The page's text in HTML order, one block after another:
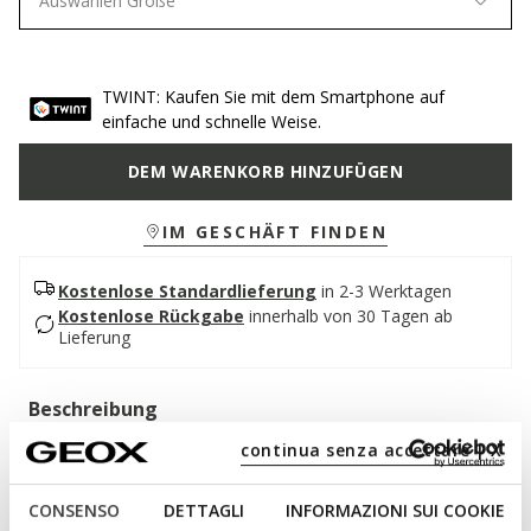
CONSENSO DETTAGLI INFORMAZIONI SUI COOKIE
continua senza accettare | X
TWINT: Kaufen Sie mit dem Smartphone auf
einfache und schnelle Weise.
DEM WARENKORB HINZUFÜGEN
IM GESCHÄFT FINDEN
Kostenlose Standardlieferung in 2-3 Werktagen
Kostenlose Rückgabe innerhalb von 30 Tagen ab
Lieferung
Beschreibung
Bequemer und atmungsaktiver Mid-Cut-Damensneaker mit
praktischem Seitenreißverschluss. Das schlichte Modell aus
Material in geprägter Lederoptik und Veloursleder präsentiert